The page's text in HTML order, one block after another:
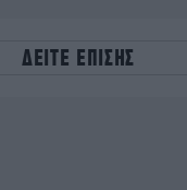
ΔΕΙΤΕ ΕΠΙΣΗΣ